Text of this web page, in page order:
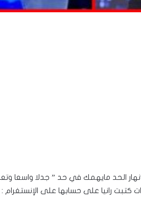
“نهار الحد مايهمك في حد ” جدلا واسعا
كتبت رانيا على حسابها على الإنستغرام :